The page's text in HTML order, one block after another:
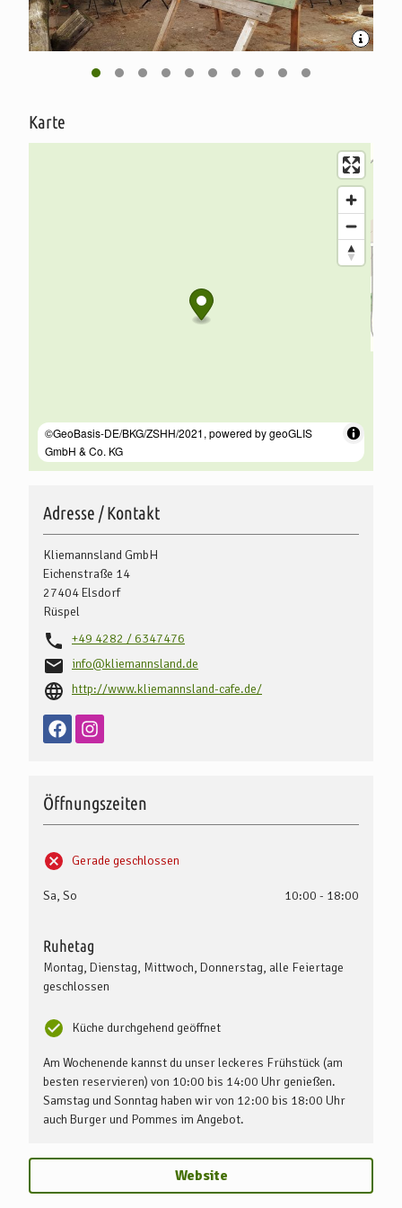
versteckt haben.
Schaut einfach vorbei, wir erwarten Euch!
Karte
Adresse / Kontakt
Kliemannsland GmbH
Eichenstraße 14
27404Elsdorf
Rüspel
+49 4282 / 6347476
info@kliemannsland.de
http://www.kliemannsland-cafe.de/
Öffnungszeiten
Gerade geschlossen
Sa, So 10:00 - 18:00
Ruhetag
Montag, Dienstag, Mittwoch, Donnerstag, alle Feiertage
geschlossen
Küche durchgehend geöffnet
Am Wochenende kannst du unser leckeres Frühstück (am
besten reservieren) von 10:00 bis 14:00 Uhr genießen.
Samstag und Sonntag haben wir von 12:00 bis 18:00 Uhr
auch Burger und Pommes im Angebot.
Website